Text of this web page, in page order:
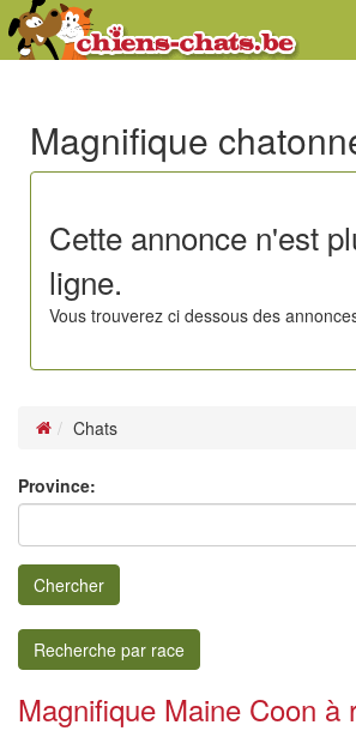
Magnifique
Cette annonce n'est
ligne.
Vous trouverez ci dessous des
Chats
Province:
Chercher
Recherche par race
Magnifique Maine Coon à